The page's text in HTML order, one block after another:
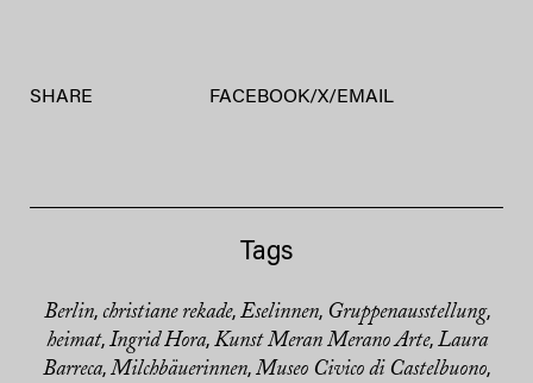
SHARE FACEBOOK/X/EMAIL
Tags
Berlin, christiane rekade, Eselinnen, Gruppenausstellung,
heimat, Ingrid Hora, Kunst Meran Merano Arte, Laura
Barreca, Milchbäuerinnen, Museo Civico di Castelbuono,